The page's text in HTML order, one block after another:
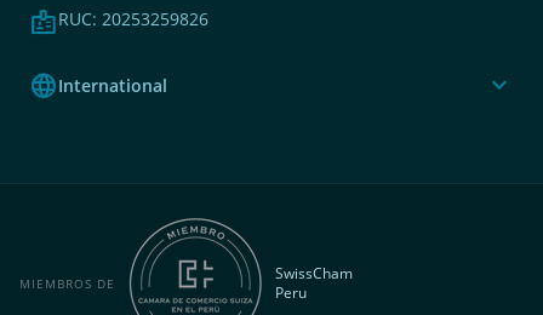
badgeRUC: 20253259826
languageInternational expand_more
MIEMBROS DE
SwissCham
Peru